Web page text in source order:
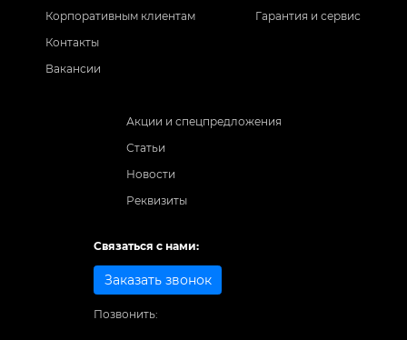
Корпоративным клиентам
Контакты
Вакансии
Гарантия и сервис
Акции и спецпредложения
Статьи
Новости
Реквизиты
Связаться с нами:
Заказать звонок
Позвонить: